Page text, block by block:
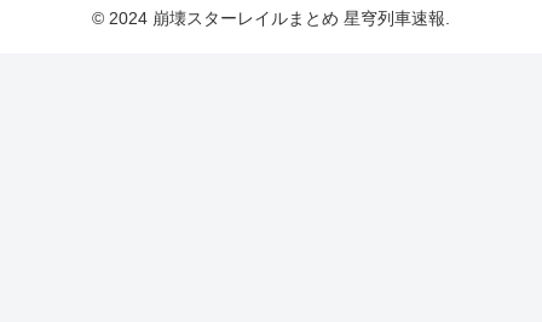
© 2024 崩壊スターレイルまとめ 星穹列車速報.